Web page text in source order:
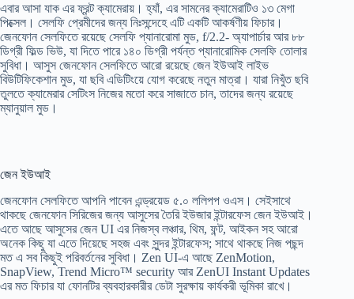
এবার আসা যাক এর ফ্রন্ট ক্যামেরায়। হ্যাঁ, এর সামনের ক্যামেরাটিও ১৩ মেগা
পিক্সেল। সেলফি প্রেমীদের জন্য নিঃসন্দেহে এটি একটি আকর্ষণীয় ফিচার।
জেনফোন সেলফিতে রয়েছে সেলফি প্যানারোমা মুড, f/2.2- অ্যাপার্চার আর ৮৮
ডিগ্রী ফিল্ড ভিউ, যা দিতে পারে ১৪০ ডিগ্রী পর্যন্ত প্যানারোমিক সেলফি তোলার
সুবিধা। আসুস জেনফোন সেলফিতে আরো রয়েছে জেন ইউআই লাইভ
বিউটিফিকেশান মুড, যা ছবি এডিটিংয়ে যোগ করেছে নতুন মাত্রা। যারা নিখুঁত ছবি
তুলতে ক্যামেরার সেটিংস নিজের মতো করে সাজাতে চান, তাদের জন্য রয়েছে
ম্যানুয়াল মুড।
জেন ইউআই
জেনফোন সেলফিতে আপনি পাবেন এন্ড্রয়েড ৫.০ ললিপপ ওএস। সেইসাথে
থাকছে জেনফোন সিরিজের জন্য আসুসের তৈরি ইউজার ইন্টারফেস জেন ইউআই।
এতে আছে আসুসের জেন UI এর নিজস্ব লঞ্চার, থিম, ফন্ট, আইকন সহ আরো
অনেক কিছু যা এতে দিয়েছে সহজ এবং সুন্দর ইন্টারফেস; সাথে থাকছে নিজ পছন্দ
মত এ সব কিছুই পরিবর্তনের সুবিধা। Zen UI-এ আছে ZenMotion,
SnapView, Trend Micro™ security আর ZenUI Instant Updates
এর মত ফিচার যা ফোনটির ব্যবহারকারীর ডেটা সুরক্ষায় কার্যকরী ভূমিকা রাখে।